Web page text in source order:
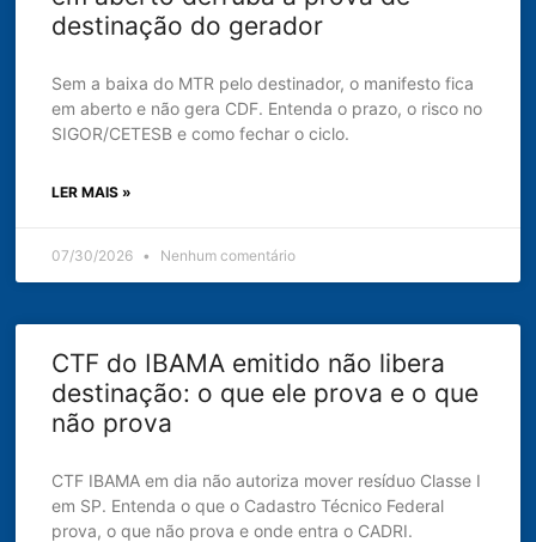
destinação do gerador
Sem a baixa do MTR pelo destinador, o manifesto fica
em aberto e não gera CDF. Entenda o prazo, o risco no
SIGOR/CETESB e como fechar o ciclo.
LER MAIS »
07/30/2026 Nenhum comentário
CTF do IBAMA emitido não libera
destinação: o que ele prova e o que
não prova
CTF IBAMA em dia não autoriza mover resíduo Classe I
em SP. Entenda o que o Cadastro Técnico Federal
prova, o que não prova e onde entra o CADRI.